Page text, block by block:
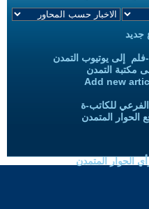
جديد
فلم إلى يوتيوب التمدن
مكتبة التمدن
Add new
للكاتب-ة
الحوار المتمدن
الحوار المتمدن